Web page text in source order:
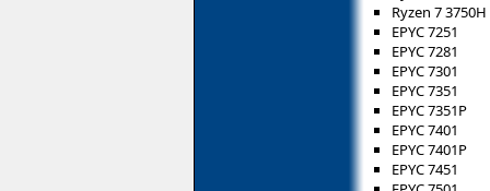
Ryzen 7 3750H
EPYC 7251
EPYC 7281
EPYC 7301
EPYC 7351
EPYC 7351P
EPYC 7401
EPYC 7401P
EPYC 7451